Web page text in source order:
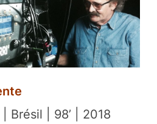
Brésil | 98’ | 2018